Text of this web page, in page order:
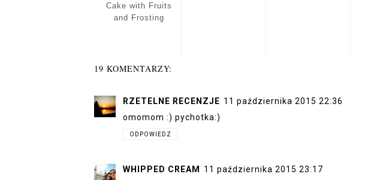
Cake with Fruits
and Frosting
19 KOMENTARZY:
RZETELNE RECENZJE 11 października 2015 22:36
omomom :) pychotka:)
ODPOWIEDZ
WHIPPED CREAM
11 października 2015 23:17